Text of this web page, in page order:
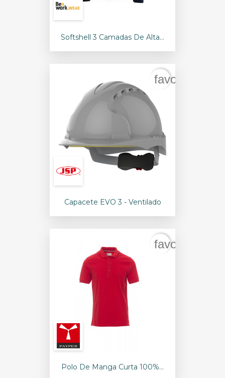
Softshell 3 Camadas De Alta...
Capacete EVO 3 - Ventilado
Polo De Manga Curta 100%...